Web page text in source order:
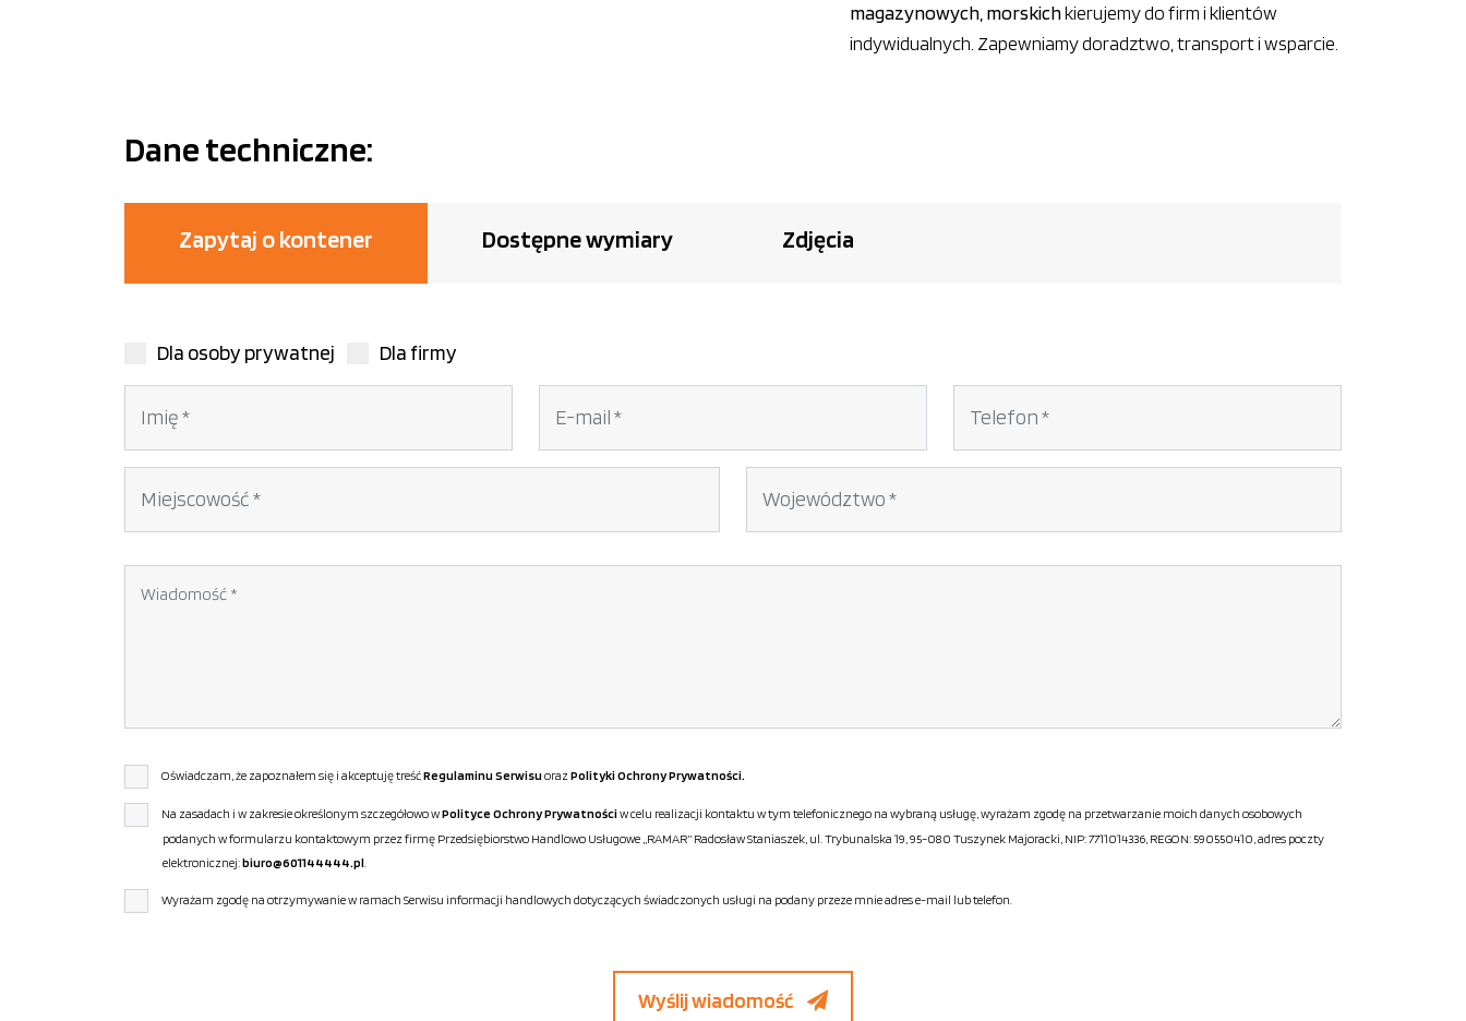
magazynowych, morskichkierujemy do firm i klientów
indywidualnych. Zapewniamy doradztwo, transport i wsparcie.
Dane techniczne:
Zapytaj o kontener Dostępne wymiary Zdjęcia
Dla osoby prywatnej Dla firmy
Oświadczam, że zapoznałem się i akceptuję treśćRegulaminu SerwisuorazPolityki Ochrony Prywatności.
Na zasadach i w zakresie określonym szczegółowo wPolityce Ochrony Prywatnościw celu realizacji kontaktu w tym telefonicznego na wybraną usługę, wyrażam zgodę na przetwarzanie moich danych osobowych
podanych w formularzu kontaktowym przez firmę Przedsiębiorstwo Handlowo Usługowe „RAMAR” Radosław Staniaszek, ul. Trybunalska 19, 95-080 Tuszynek Majoracki, NIP: 7711014336, REGON: 590550410, adres poczty
elektronicznej:biuro@601144444.pl.
Wyrażam zgodę na otrzymywanie w ramach Serwisu informacji handlowych dotyczących świadczonych usługi na podany przeze mnie adres e-mail lub telefon.
Wyślij wiadomość